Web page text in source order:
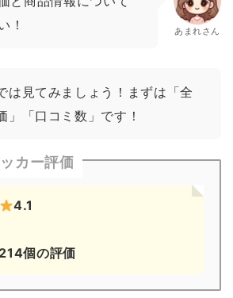
！
あまれさん
は見てみましょう！まずは「全
」「口コミ数」です！
カー評価
4.1
個の評価